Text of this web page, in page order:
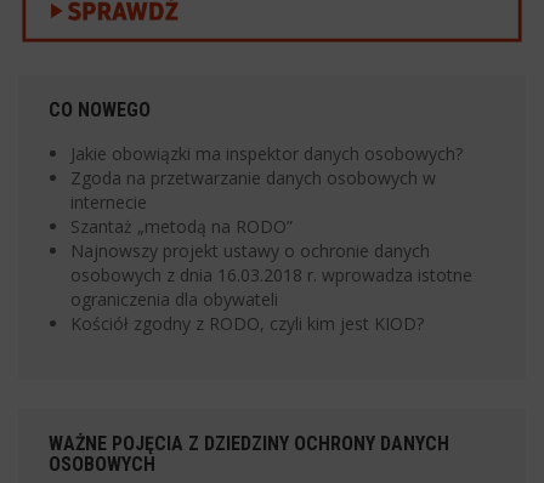
CO NOWEGO
Jakie obowiązki ma inspektor danych osobowych?
Zgoda na przetwarzanie danych osobowych w
internecie
Szantaż „metodą na RODO”
Najnowszy projekt ustawy o ochronie danych
osobowych z dnia 16.03.2018 r. wprowadza istotne
ograniczenia dla obywateli
Kościół zgodny z RODO, czyli kim jest KIOD?
WAŻNE POJĘCIA Z DZIEDZINY OCHRONY DANYCH
OSOBOWYCH